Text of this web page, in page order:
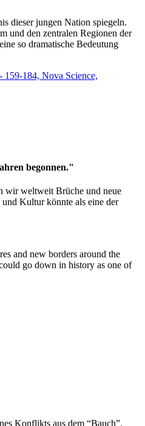
dieser jungen Nation spiegeln.
und den zentralen Regionen der
so dramatische Bedeutung
184, Nova Science,
begonnen."
wir weltweit Brüche und neue
Kultur könnte als eine der
and new borders around the
go down in history as one of
Konflikts aus dem “Bauch”.